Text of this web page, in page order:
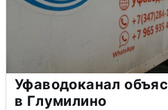
Уфаводоканал
в Глумилино